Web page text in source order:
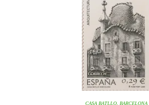
CASA BATLLO, BARCELONA